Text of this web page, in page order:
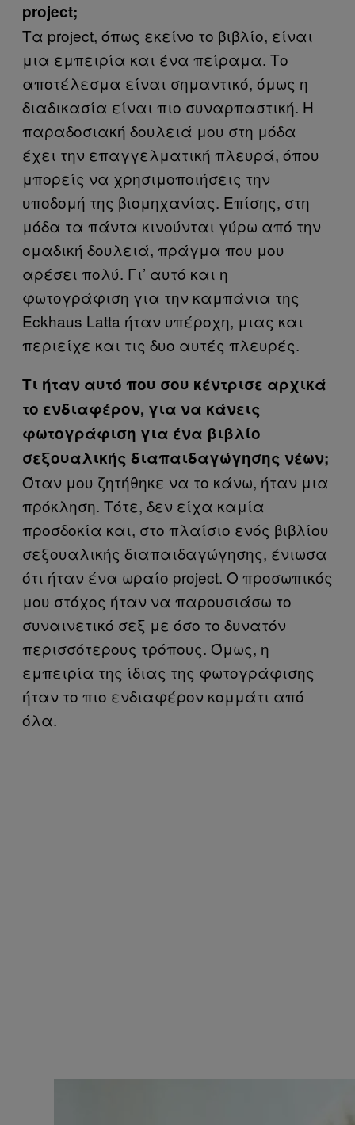
project;
Τα project, όπως εκείνο το βιβλίο, είναι
μια εμπειρία και ένα πείραμα. Το
αποτέλεσμα είναι σημαντικό, όμως η
διαδικασία είναι πιο συναρπαστική. Η
παραδοσιακή δουλειά μου στη μόδα
έχει την επαγγελματική πλευρά, όπου
μπορείς να χρησιμοποιήσεις την
υποδομή της βιομηχανίας. Επίσης, στη
μόδα τα πάντα κινούνται γύρω από την
ομαδική δουλειά, πράγμα που μου
αρέσει πολύ. Γι’ αυτό και η
φωτογράφιση για την καμπάνια της
Eckhaus Latta ήταν υπέροχη, μιας και
περιείχε και τις δυο αυτές πλευρές.
Τι ήταν αυτό που σου κέντρισε αρχικά
το ενδιαφέρον, για να κάνεις
φωτογράφιση για ένα βιβλίο
σεξουαλικής διαπαιδαγώγησης νέων;
Όταν μου ζητήθηκε να το κάνω, ήταν μια
πρόκληση. Τότε, δεν είχα καμία
προσδοκία και, στο πλαίσιο ενός βιβλίου
σεξουαλικής διαπαιδαγώγησης, ένιωσα
ότι ήταν ένα ωραίο project. Ο προσωπικός
μου στόχος ήταν να παρουσιάσω το
συναινετικό σεξ με όσο το δυνατόν
περισσότερους τρόπους. Όμως, η
εμπειρία της ίδιας της φωτογράφισης
ήταν το πιο ενδιαφέρον κομμάτι από
όλα.